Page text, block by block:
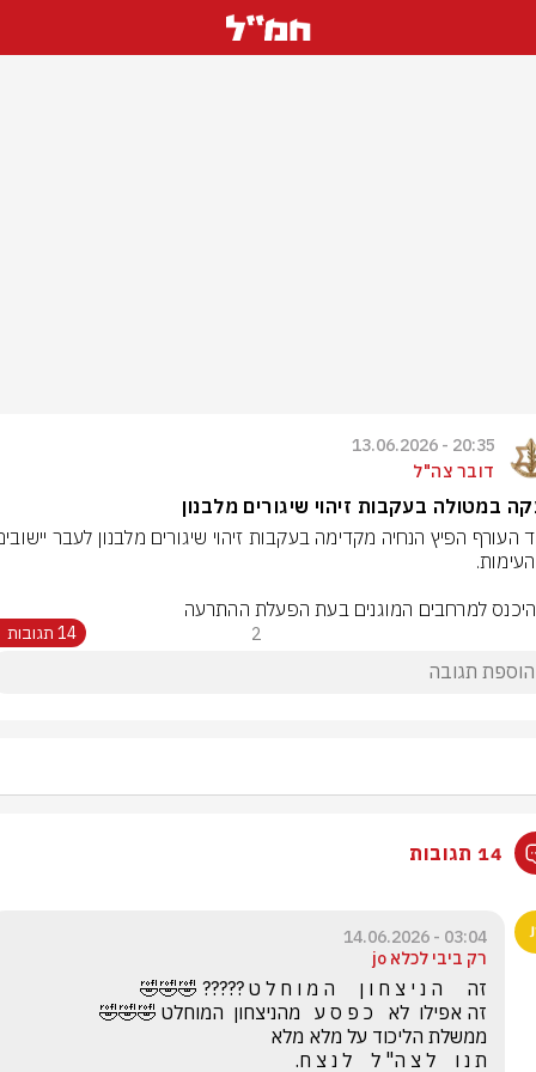
20:35 - 13.06.2026
דובר צה"ל
במטולה בעקבות זיהוי שיגורים מלבנון
למרחבים המוגנים בעת הפעלת ההתרעה
2 14 תגובות
14 תגובות
03:04 - 14.06.2026
רק ביבי לכלא jo